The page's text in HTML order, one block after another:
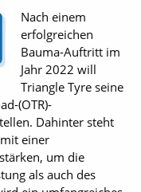
Nach einem
erfolgreichen
Bauma-Auftritt im
Jahr 2022 will
Triangle Tyre seine
(OTR)-
Dahinter steht
einer
um die
als auch des